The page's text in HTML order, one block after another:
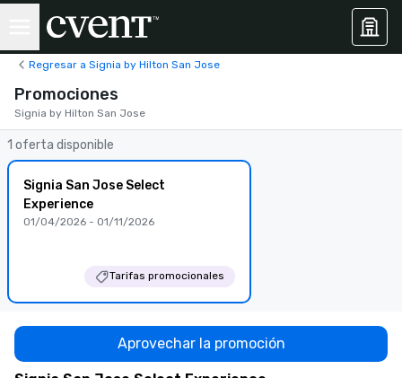
Regresar a Signia by Hilton San Jose
Promociones
Signia by Hilton San Jose
1 oferta disponible
Signia San Jose Select
Experience
01/04/2026 - 01/11/2026
Tarifas promocionales
Aprovechar la promoción